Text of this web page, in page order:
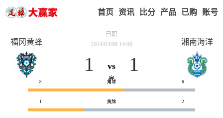
首页 赢家视点赛事比分实战版入口
我的
日职
2024/03/09 14:00
vs
完
1
福冈黄蜂
1
湘南海洋
技术统计
8 角球 6
1 黄牌 2